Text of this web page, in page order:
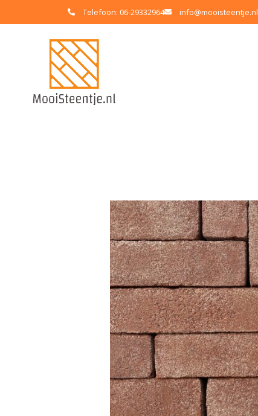
Telefoon: 06-29332964 info@mooisteentje.nl